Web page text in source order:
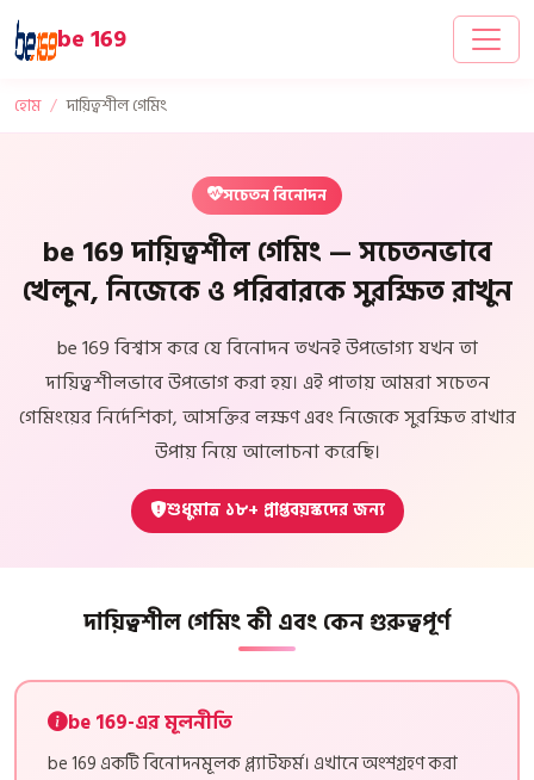
be 169
হোম দায়িত্বশীল গেমিং
সচেতন বিনোদন
be 169 দায়িত্বশীল গেমিং — সচেতনভাবে
খেলুন, নিজেকে ও পরিবারকে সুরক্ষিত রাখুন
be 169 বিশ্বাস করে যে বিনোদন তখনই উপভোগ্য যখন তা
দায়িত্বশীলভাবে উপভোগ করা হয়। এই পাতায় আমরা সচেতন
গেমিংয়ের নির্দেশিকা, আসক্তির লক্ষণ এবং নিজেকে সুরক্ষিত রাখার
উপায় নিয়ে আলোচনা করেছি।
শুধুমাত্র ১৮+ প্রাপ্তবয়স্কদের জন্য
দায়িত্বশীল গেমিং কী এবং কেন গুরুত্বপূর্ণ
be 169-এর মূলনীতি
be 169 একটি বিনোদনমূলক প্ল্যাটফর্ম। এখানে অংশগ্রহণ করা